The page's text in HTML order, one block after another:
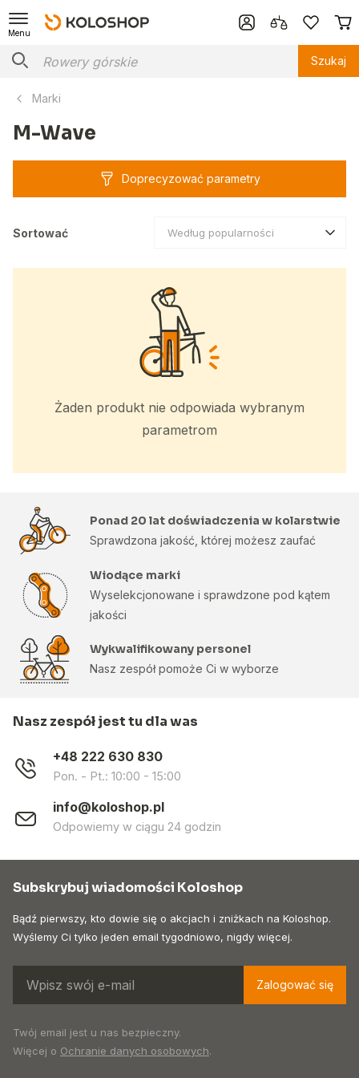
Menu
Szukaj
Marki
M-Wave
Doprecyzować parametry
Sortować Według popularności
Żaden produkt nie odpowiada wybranym
parametrom
Ponad 20 lat doświadczenia w kolarstwie
Sprawdzona jakość, której możesz zaufać
Wiodące marki
Wyselekcjonowane i sprawdzone pod kątem
jakości
Wykwalifikowany personel
Nasz zespół pomoże Ci w wyborze
Nasz zespół jest tu dla was
+48 222 630 830
Pon. - Pt.: 10:00 - 15:00
info@koloshop.pl
Odpowiemy w ciągu 24 godzin
Subskrybuj wiadomości Koloshop
Bądź pierwszy, kto dowie się o akcjach i zniżkach na Koloshop.
Wyślemy Ci tylko jeden email tygodniowo, nigdy więcej.
Zalogować się
Twój email jest u nas bezpieczny.
Więcej o Ochranie danych osobowych.